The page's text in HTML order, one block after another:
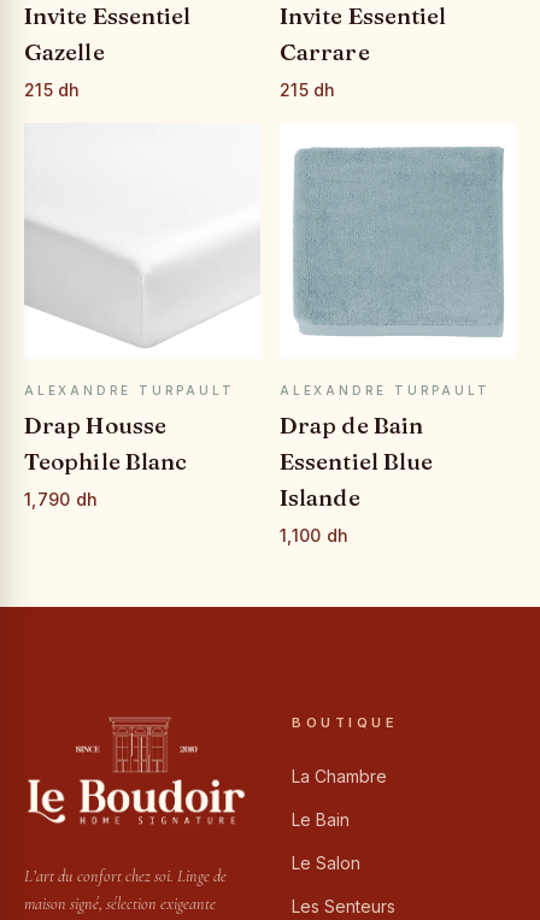
Invite Essentiel
Gazelle
215 dh
Invite Essentiel
Carrare
215 dh
APERÇU RAPIDE
ALEXANDRE TURPAULT
Drap Housse
Teophile Blanc
1,790 dh
APERÇU RAPIDE
ALEXANDRE TURPAULT
Drap de Bain
Essentiel Blue
Islande
1,100 dh
L’art du confort chez soi. Linge de
maison signé, sélection exigeante
BOUTIQUE
La Chambre
Le Bain
Le Salon
Les Senteurs